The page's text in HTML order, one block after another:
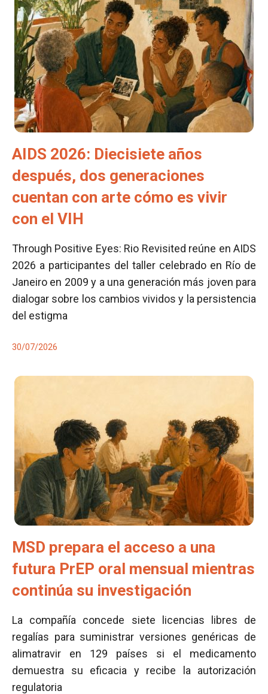
AIDS 2026: Diecisiete años
después, dos generaciones
cuentan con arte cómo es vivir
con el VIH
Through Positive Eyes: Rio Revisited reúne en AIDS
2026 a participantes del taller celebrado en Río de
Janeiro en 2009 y a una generación más joven para
dialogar sobre los cambios vividos y la persistencia
del estigma
30/07/2026
MSD prepara el acceso a una
futura PrEP oral mensual mientras
continúa su investigación
La compañía concede siete licencias libres de
regalías para suministrar versiones genéricas de
alimatravir en 129 países si el medicamento
demuestra su eficacia y recibe la autorización
regulatoria